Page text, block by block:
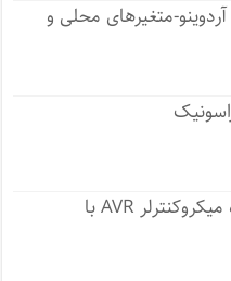
متغیرهای محلی و
دانلود کتاب 11 پروژه میکروکنترلر AVR با